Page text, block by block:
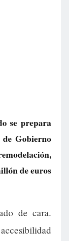
se prepara
Gobierno
de euros
de cara.